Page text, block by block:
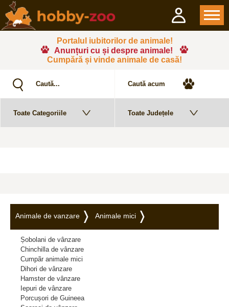
Portalul iubitorilor de animale!
Anunțuri cu și despre animale!
Cumpără și vinde animale de casă!
Animale de vanzare Animale mici
Șobolani de vânzare
Chinchilla de vânzare
Cumpãr animale mici
Dihori de vânzare
Hamster de vânzare
Iepuri de vânzare
Porcușori de Guineea